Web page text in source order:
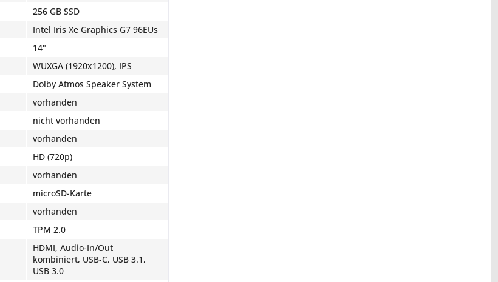
256 GB SSD
Intel Iris Xe Graphics G7 96EUs
14"
WUXGA (1920x1200), IPS
Dolby Atmos Speaker System
vorhanden
nicht vorhanden
vorhanden
HD (720p)
vorhanden
microSD-Karte
vorhanden
TPM 2.0
HDMI, Audio-In/Out
kombiniert, USB-C, USB 3.1,
USB 3.0